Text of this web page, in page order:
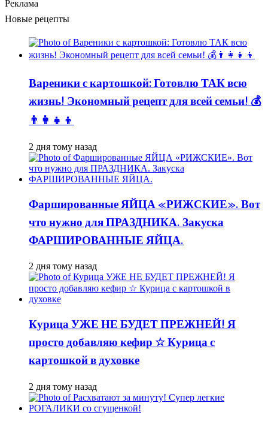
Реклама
Новые рецепты
Вареники с картошкой: Готовлю ТАК всю
жизнь! Экономный рецепт для всей семьи! 💰
👨👩👧👦
2 дня тому назад
Фаршированные ЯЙЦА «РИЖСКИЕ». Вот
что нужно для ПРАЗДНИКА. Закуска
ФАРШИРОВАННЫЕ ЯЙЦА.
2 дня тому назад
Курица УЖЕ НЕ БУДЕТ ПРЕЖНЕЙ! Я
просто добавляю кефир ☆ Курица с
картошкой в духовке
2 дня тому назад